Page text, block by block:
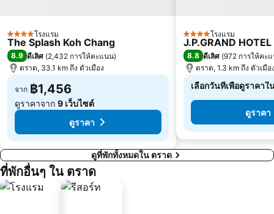
4 ดาว โรงแรม
The Splash Koh Chang
8.9 ดีเลิศ (2,432 การให้คะแนน)
ตราด, 33.1 km ถึง ตัวเมือง
จาก ฿1,456
ดูราคาจาก 9 เว็บไซต์
ดูราคา
4 ดาว โรงแรม
J.P.GRAND HOTEL
8.8 ดีเลิศ (972 การให้คะ
ตราด, 1.3 km ถึง ตัวเมือ
เลือกวันที่เพื่อดูราคา
ดูราคา
ดูที่พักทั้งหมดใน ตราด
ที่พักอื่นๆ ใน ตราด